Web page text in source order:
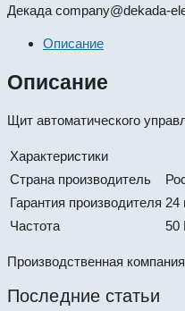
Декада company@dekada-
Описание
Описание
Щит автоматического
Характеристики
Страна производитель
Гарантия производителя 24
Частота
50
Производственная
Последние статьи